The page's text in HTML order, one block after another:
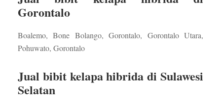
Gorontalo
Boalemo, Bone Bolango, Gorontalo, Gorontalo Utara,
Pohuwato, Gorontalo
Jual bibit kelapa hibrida di Sulawesi
Selatan